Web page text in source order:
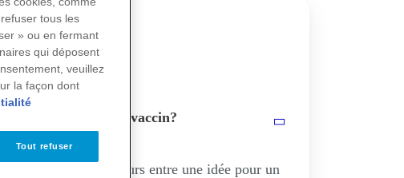
ou d’un vaccin?
vaccin est le parcours entre une idée pour un
tous les
» ou en fermant
qui déposent
veuillez
la façon dont
Tout refuser